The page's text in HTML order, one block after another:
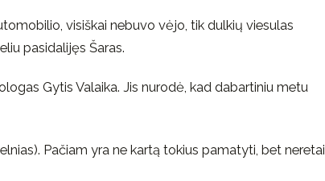
visiškai nebuvo vėjo, tik dulkių viesulas
pasidalijęs Šaras.
Gytis Valaika. Jis nurodė, kad dabartiniu metu
Pačiam yra ne kartą tokius pamatyti, bet neretai